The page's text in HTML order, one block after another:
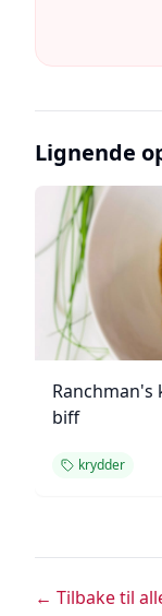
Lignende
biff
krydder
← Tilbake til